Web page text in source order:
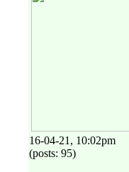
16-04-21, 10:02pm
(posts: 95)